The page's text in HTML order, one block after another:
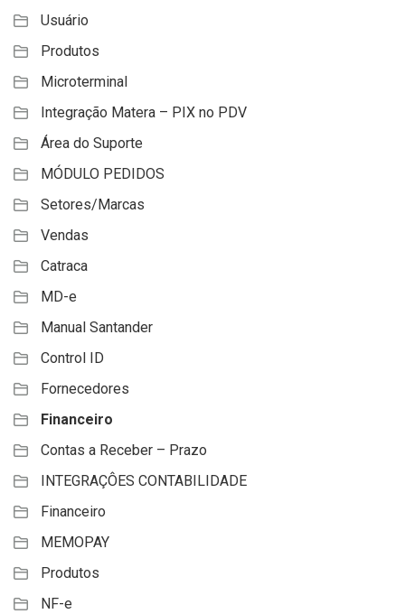
Usuário
Produtos
Microterminal
Integração Matera – PIX no PDV
Área do Suporte
MÓDULO PEDIDOS
Setores/Marcas
Vendas
Catraca
MD-e
Manual Santander
Control ID
Fornecedores
Financeiro
Contas a Receber – Prazo
INTEGRAÇÔES CONTABILIDADE
Financeiro
MEMOPAY
Produtos
NF-e